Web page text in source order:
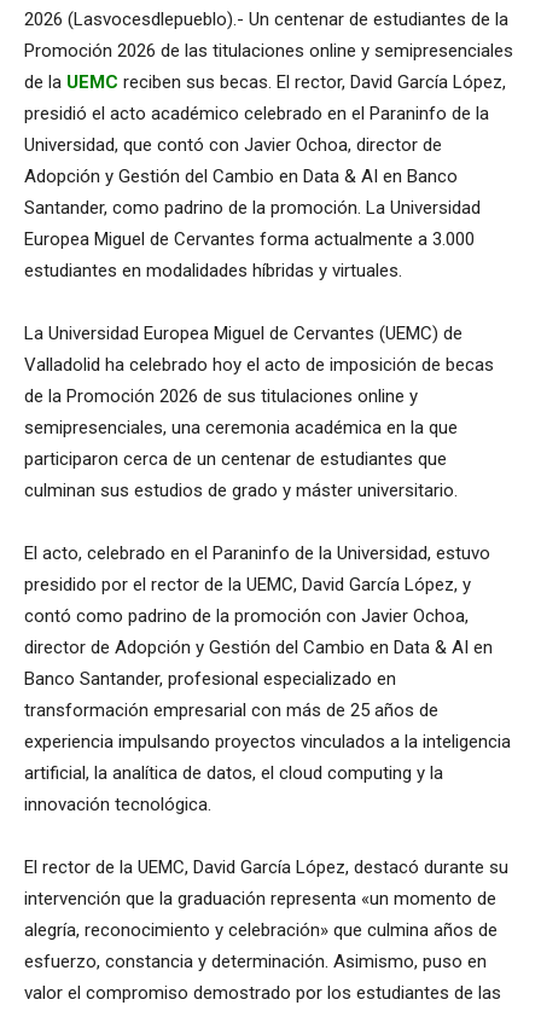
2026 (Lasvocesdlepueblo).- Un centenar de estudiantes de la
Promoción 2026 de las titulaciones online y semipresenciales
de la UEMC reciben sus becas. El rector, David García López,
presidió el acto académico celebrado en el Paraninfo de la
Universidad, que contó con Javier Ochoa, director de
Adopción y Gestión del Cambio en Data & AI en Banco
Santander, como padrino de la promoción. La Universidad
Europea Miguel de Cervantes forma actualmente a 3.000
estudiantes en modalidades híbridas y virtuales.
La Universidad Europea Miguel de Cervantes (UEMC) de
Valladolid ha celebrado hoy el acto de imposición de becas
de la Promoción 2026 de sus titulaciones online y
semipresenciales, una ceremonia académica en la que
participaron cerca de un centenar de estudiantes que
culminan sus estudios de grado y máster universitario.
El acto, celebrado en el Paraninfo de la Universidad, estuvo
presidido por el rector de la UEMC, David García López, y
contó como padrino de la promoción con Javier Ochoa,
director de Adopción y Gestión del Cambio en Data & AI en
Banco Santander, profesional especializado en
transformación empresarial con más de 25 años de
experiencia impulsando proyectos vinculados a la inteligencia
artificial, la analítica de datos, el cloud computing y la
innovación tecnológica.
El rector de la UEMC, David García López, destacó durante su
intervención que la graduación representa «un momento de
alegría, reconocimiento y celebración» que culmina años de
esfuerzo, constancia y determinación. Asimismo, puso en
valor el compromiso demostrado por los estudiantes de las